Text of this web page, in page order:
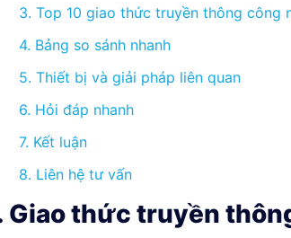
3. Top 10 giao thức truyền thông công
4. Bảng so sánh nhanh
5. Thiết bị và giải pháp liên quan
6. Hỏi đáp nhanh
7. Kết luận
8. Liên hệ tư vấn
Giao thức truyền